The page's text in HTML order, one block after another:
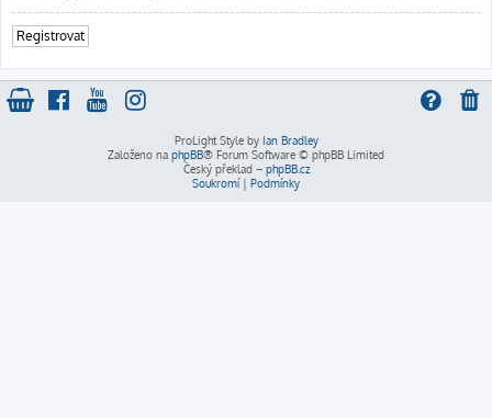
Registrovat
ProLight Style by Ian Bradley
Založeno na phpBB® Forum Software © phpBB Limited
Český překlad – phpBB.cz
Soukromí| Podmínky